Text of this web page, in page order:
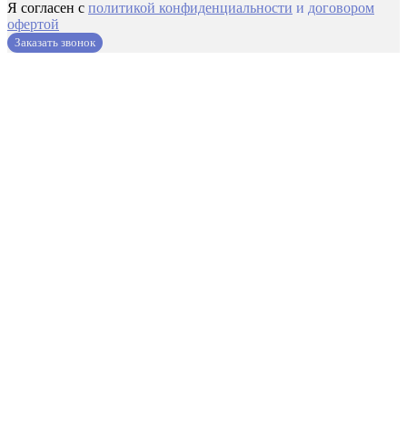
Я согласен с политикой конфиденциальности и договором
офертой
Заказать звонок